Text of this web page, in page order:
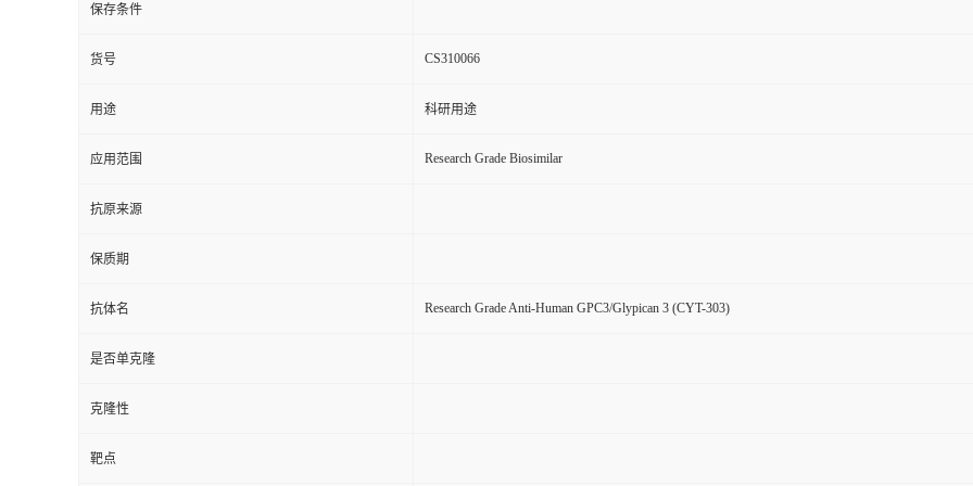
保存条件
货号 CS310066
用途 科研用途
应用范围 Research Grade Biosimilar
抗原来源
保质期
抗体名 Research Grade Anti-Human GPC3/Glypican 3 (CYT-303)
是否单克隆
克隆性
靶点